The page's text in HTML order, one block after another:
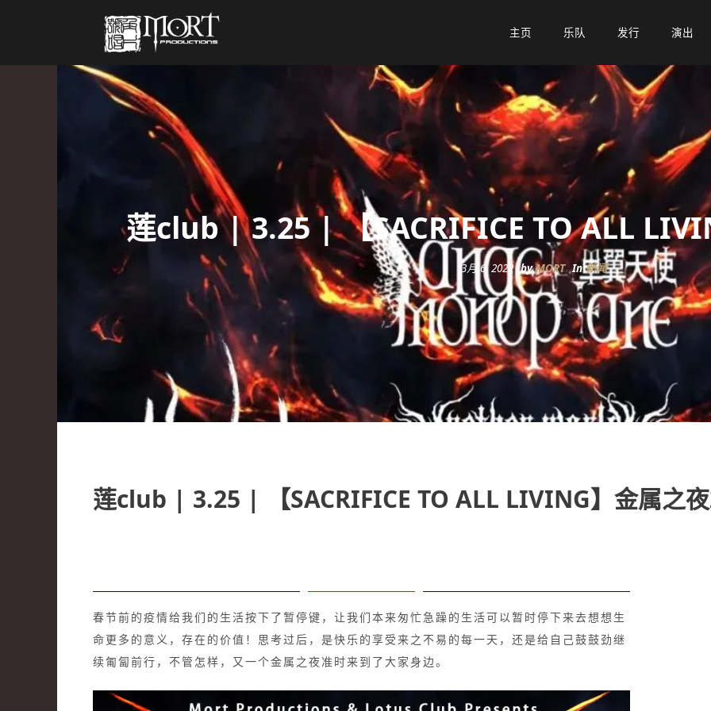
主页
主页 乐队
乐队 发行
发行 演出
演出
莲club | 3.25 | 【SACRIFICE TO ALL
3月 6, 2022 byMORT In新闻
莲club | 3.25 | 【SACRIFICE TO ALL LIVING】金属之
春节前的疫情给我们的生活按下了暂停键，让我们本来匆忙急躁的生活可以暂时停下来去想想生
命更多的意义，存在的价值！思考过后，是快乐的享受来之不易的每一天，还是给自己鼓鼓劲继
续匍匐前行，不管怎样，又一个金属之夜准时来到了大家身边。